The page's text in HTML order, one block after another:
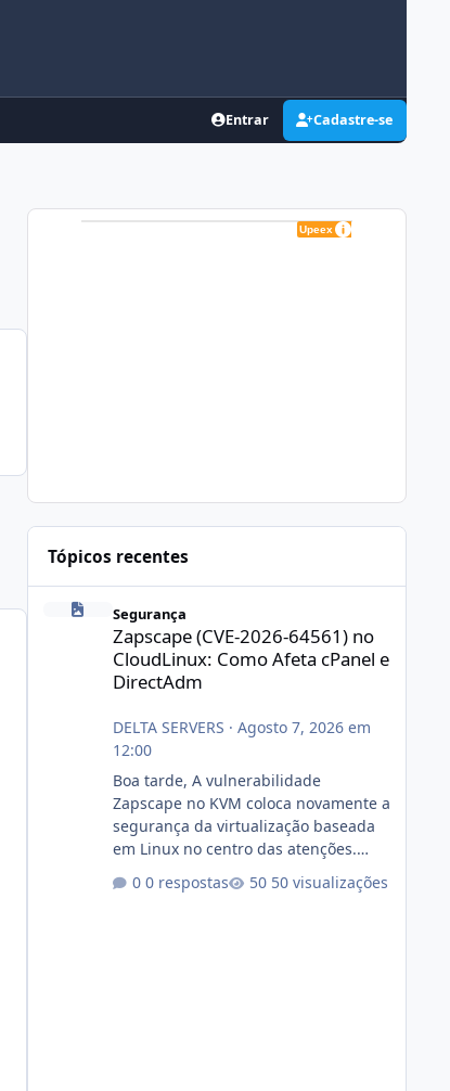
Entrar Cadastre-se
Tópicos recentes
Zapscape (CVE-2026-64561) no CloudLinux: Como Afeta
Segurança
Zapscape (CVE-2026-64561) no
CloudLinux: Como Afeta cPanel e
DirectAdm
DELTA SERVERS · Agosto 7, 2026 em
12:00
Boa tarde, A vulnerabilidade
Zapscape no KVM coloca novamente a
segurança da virtualização baseada
em Linux no centro das atenções.
https://cloudlinux.statuspage.io/incid
ents/dlrxjx23zz5f Criamos uma breve
0 respostas 50 visualizações